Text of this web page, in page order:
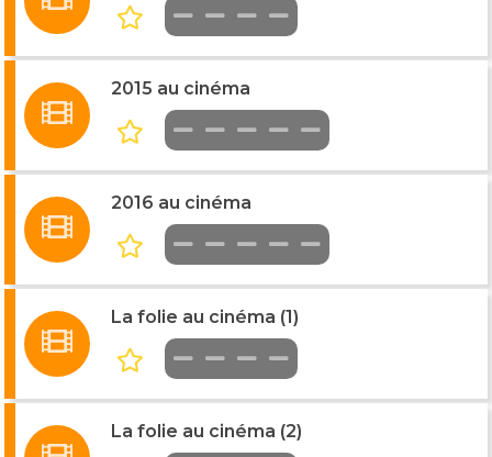
2015 au cinéma
2016 au cinéma
La folie au cinéma (1)
La folie au cinéma (2)